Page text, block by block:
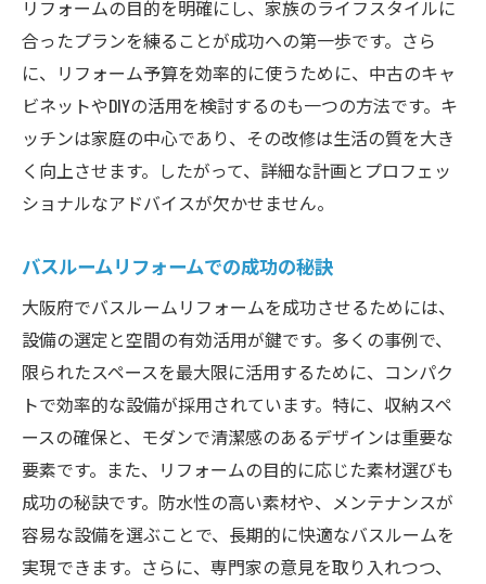
リフォームの目的を明確にし、家族のライフスタイルに
合ったプランを練ることが成功への第一歩です。さら
に、リフォーム予算を効率的に使うために、中古のキャ
ビネットやDIYの活用を検討するのも一つの方法です。キ
ッチンは家庭の中心であり、その改修は生活の質を大き
く向上させます。したがって、詳細な計画とプロフェッ
ショナルなアドバイスが欠かせません。
バスルームリフォームでの成功の秘訣
大阪府でバスルームリフォームを成功させるためには、
設備の選定と空間の有効活用が鍵です。多くの事例で、
限られたスペースを最大限に活用するために、コンパク
トで効率的な設備が採用されています。特に、収納スペ
ースの確保と、モダンで清潔感のあるデザインは重要な
要素です。また、リフォームの目的に応じた素材選びも
成功の秘訣です。防水性の高い素材や、メンテナンスが
容易な設備を選ぶことで、長期的に快適なバスルームを
実現できます。さらに、専門家の意見を取り入れつつ、